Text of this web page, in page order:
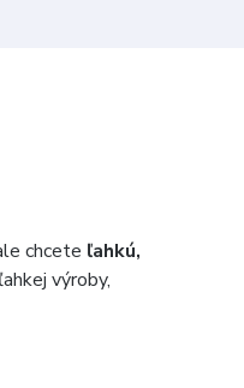
chcete ľahkú,
výroby,